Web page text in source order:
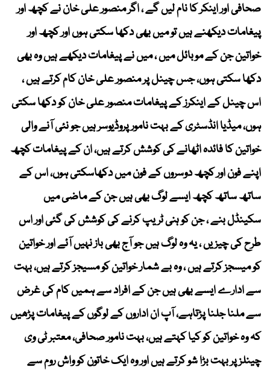
صحافی اور اینکر کا نام لیں گے ، اگر منصور علی خان نے کچھ اور
پیغامات دیکھنے ہیں تو میں بھی دکھا سکتی ہوں اور کچھ اور
خواتین جن کے موبائل میں ، میں نے پیغامات دیکھے ہیں وہ بھی
دکھا سکتی ہوں، جس چینل پر منصور علی خان کام کرتے ہیں ،
اس چینل کے اینکرز کے پیغامات منصور علی خان کو دکھا سکتی
ہوں، میڈیا انڈسٹری کے بہت نامور پروڈیوسر ہیں جو نئی آنے والی
خواتین کا فائدہ اٹھانے کی کوشش کرتے ہیں، ان کے پیغامات کچھ
اپنے فون اور کچھ دوسروں کے فون میں دکھاسکتی ہوں، اس کے
ساتھ ساتھ کچھ ایسے لوگ بھی ہیں جن کے ماضی میں
سکینڈل بنے ، جن کو ہنی ٹریپ کرنے کی کوشش کی گئی اور اس
طرح کی چیزیں ، یہ وہ لوگ ہیں جو آج بھی باز نہیں آئے اور خواتین
کو میسجز کرتے ہیں ، وہ بے شمار خواتین کو مسیجز کرتے ہیں، بہت
سے ادارے ایسے بھی ہیں جن کے افراد سے ہمیں کام کی غرض
سے ملنا جلنا پڑتاہے، آپ ان اداروں کے لوگوں کے پیغامات پڑھیں
کہ وہ خواتین کو کیا کہتے ہیں، بہت نامور صحافی، معتبر ٹی وی
چینلز پر بہت بڑا شو کرتے ہیں اور وہ ایک خاتون کو واش روم سے